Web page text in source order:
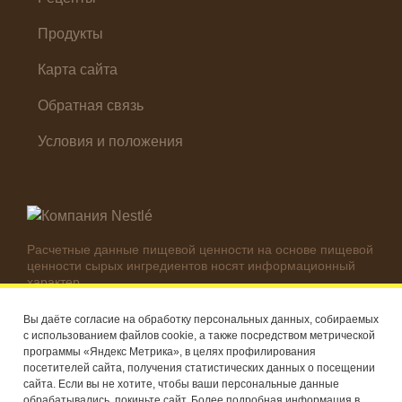
Продукты
Карта сайта
Обратная связь
Условия и положения
Расчетные данные пищевой ценности на основе пищевой
ценности сырых ингредиентов носят информационный
характер.
используемых ингредиентов.
© Компания Nestlé, 2026 г. Все права защищены
®Владелец товарных знаков: Société des Produits Nestlé S.A.
(Швейцария)
Вы даёте согласие на обработку персональных данных, собираемых
с использованием файлов cookie, а также посредством метрической
программы «Яндекс Метрика», в целях профилирования
посетителей сайта, получения статистических данных о посещении
сайта. Если вы не хотите, чтобы ваши персональные данные